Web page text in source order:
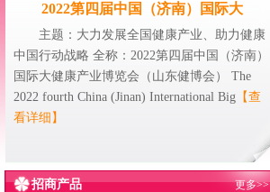
2022第四届中国（济南）国际大
主题：大力发展全国健康产业、助力健康
中国行动战略 全称：2022第四届中国（济南）
国际大健康产业博览会（山东健博会） The
2022 fourth China (Jinan) International Big 【查
看详细】
招商产品 更多>>